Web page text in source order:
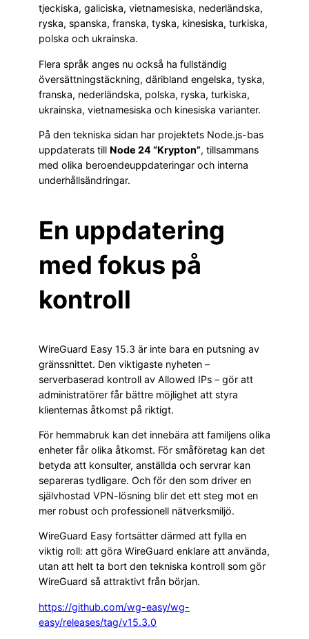
tjeckiska, galiciska, vietnamesiska, nederländska,
ryska, spanska, franska, tyska, kinesiska, turkiska,
polska och ukrainska.
Flera språk anges nu också ha fullständig
översättningstäckning, däribland engelska, tyska,
franska, nederländska, polska, ryska, turkiska,
ukrainska, vietnamesiska och kinesiska varianter.
På den tekniska sidan har projektets Node.js-bas
uppdaterats till Node 24 “Krypton”, tillsammans
med olika beroendeuppdateringar och interna
underhållsändringar.
En uppdatering
med fokus på
kontroll
WireGuard Easy 15.3 är inte bara en putsning av
gränssnittet. Den viktigaste nyheten –
serverbaserad kontroll av Allowed IPs – gör att
administratörer får bättre möjlighet att styra
klienternas åtkomst på riktigt.
För hemmabruk kan det innebära att familjens olika
enheter får olika åtkomst. För småföretag kan det
betyda att konsulter, anställda och servrar kan
separeras tydligare. Och för den som driver en
självhostad VPN-lösning blir det ett steg mot en
mer robust och professionell nätverksmiljö.
WireGuard Easy fortsätter därmed att fylla en
viktig roll: att göra WireGuard enklare att använda,
utan att helt ta bort den tekniska kontroll som gör
WireGuard så attraktivt från början.
https://github.com/wg-easy/wg-
easy/releases/tag/v15.3.0